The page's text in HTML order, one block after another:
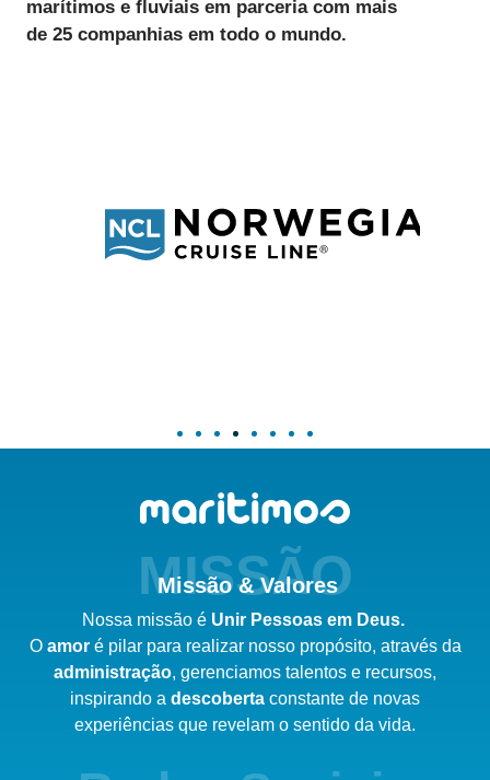
marítimos e fluviais em parceria com mais
de 25 companhias em todo o mundo.
MISSÃO
Missão & Valores
Nossa missão é Unir Pessoas em Deus.
O amor é pilar para realizar nosso propósito, através da
administração, gerenciamos talentos e recursos,
inspirando a descoberta constante de novas
experiências que revelam o sentido da vida.